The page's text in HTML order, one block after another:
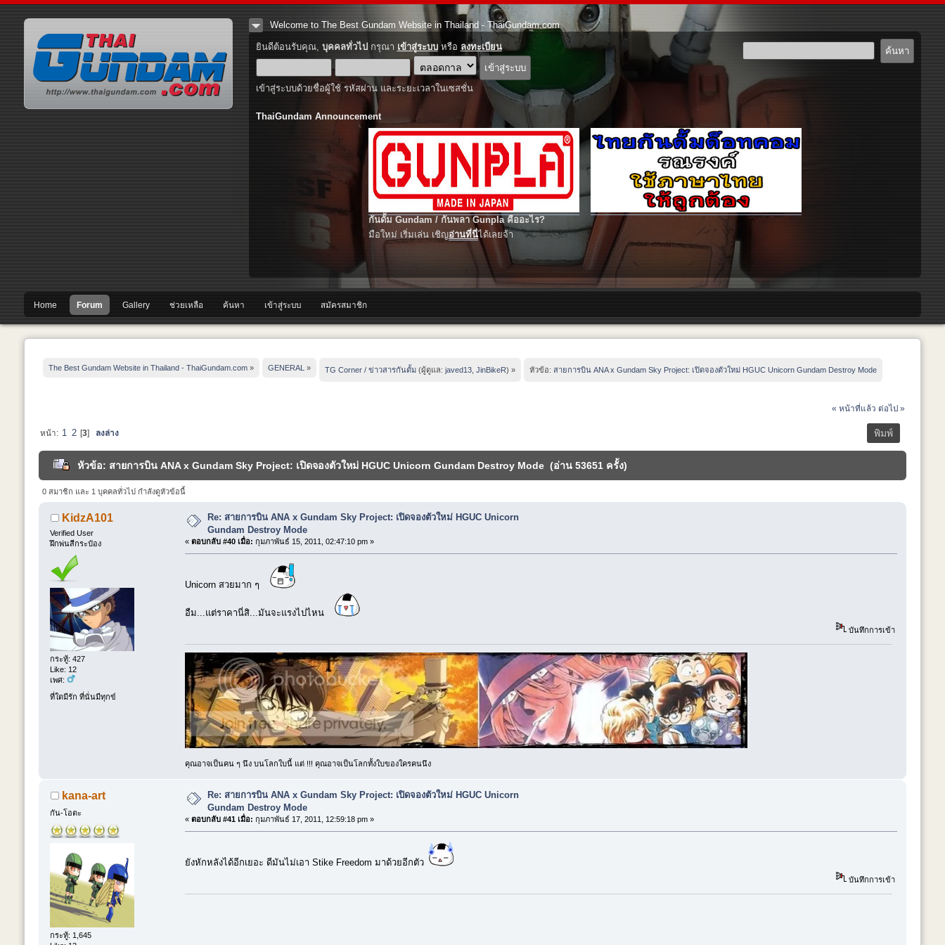
Welcome to The Best Gundam Website in Thailand - ThaiGundam.com
ยินดีต้อนรับคุณ, บุคคลทั่วไปกรุณา เข้าสู่ระบบหรือ ลงทะเบียน
เข้าสู่ระบบด้วยชื่อผู้ใช้ รหัสผ่าน และระยะเวลาในเซสชั่น
ThaiGundam Announcement
กันดั้ม Gundam / กันพลา Gunpla คืออะไร?
มือใหม่ เริ่มเล่น เชิญอ่านที่นี่ได้เลยจ้า
Home Forum Gallery ช่วยเหลือ ค้นหา เข้าสู่ระบบ สมัครสมาชิก
The Best Gundam Website in Thailand - ThaiGundam.com » GENERAL » TG Corner / ข่าวสารกันดั้ม (ผู้ดูแล:javed13 ,JinBikeR) » หัวข้อ:สายการบิน ANA x Gundam Sky Project: เปิดจองตัวใหม่ HGUC Unicorn Gundam Destroy Mode
« หน้าที่แล้ว ต่อไป »
พิมพ์
หน้า: 1 2 [3] ลงล่าง
หัวข้อ: สายการบิน ANA x Gundam Sky Project: เปิดจองตัวใหม่ HGUC Unicorn Gundam Destroy Mode (อ่าน 53651 ครั้ง)
0 สมาชิก และ 1 บุคคลทั่วไป กำลังดูหัวข้อนี้
KidzA101
Verified User
ฝึกพ่นสีกระป๋อง
กระทู้: 427
Like: 12
เพศ:
ที่ใดมีรัก ที่นั่นมีทุกข์
Re: สายการบิน ANA x Gundam Sky Project: เปิดจองตัวใหม่ HGUC Unicorn
Gundam Destroy Mode
« ตอบกลับ #40 เมื่อ: กุมภาพันธ์ 15, 2011, 02:47:10 pm »
Unicorn สวยมาก ๆ
อืม...แต่ราคานี่สิ...มันจะแรงไปไหน
บันทึกการเข้า
คุณอาจเป็นคน ๆ นึง บนโลกใบนี้ แต่ !!! คุณอาจเป็นโลกทั้งใบของใครคนนึง
kana-art
กัน-โอตะ
กระทู้: 1,645
Re: สายการบิน ANA x Gundam Sky Project: เปิดจองตัวใหม่ HGUC Unicorn
Gundam Destroy Mode
« ตอบกลับ #41 เมื่อ: กุมภาพันธ์ 17, 2011, 12:59:18 pm »
ยังหักหลังได้อีกเยอะ ดีมันไม่เอา Stike Freedom มาด้วยอีกตัว
บันทึกการเข้า